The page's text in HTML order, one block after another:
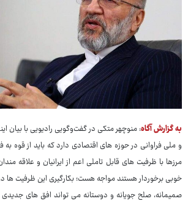
به گزارش آگاه: منوچهر متکی در گفت‌وگویی رادیویی با بیان
و ملی فراوانی در حوزه های اقتصادی دارد که باید از قوه
مرزها با ظرفیت های قابل تاملی اعم از ایرانیان و علاقه
خوبی برخوردار هستند مواجه هست؛ بکارگیری این ظرفیت
صمیمانه، صلح جویانه و دوستانه می تواند افق های جدیدی